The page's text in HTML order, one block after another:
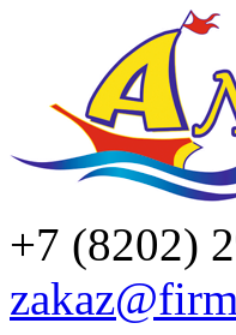
+7 (8202)